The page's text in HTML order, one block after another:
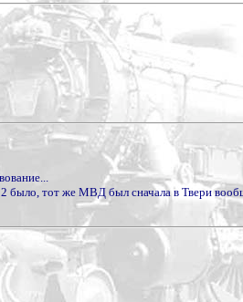
было, тот же МВД был сначала в Твери